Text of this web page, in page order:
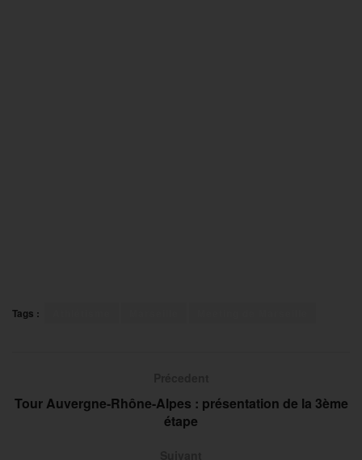
Tags :
Tour Auvergne-Rhône-Alpes : présentation de la 3ème
étape